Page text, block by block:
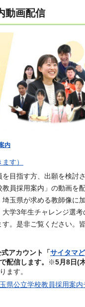
動画配信
内
す）
目指す方、出願を検討
員採用案内」の動画を配
玉県が求める教師像に
学3年生チャレンジ選考
。是非ご覧ください。
アカウント「サイタマ
配信します。 ※5月8日(
ます。
県公立学校教員採用案内